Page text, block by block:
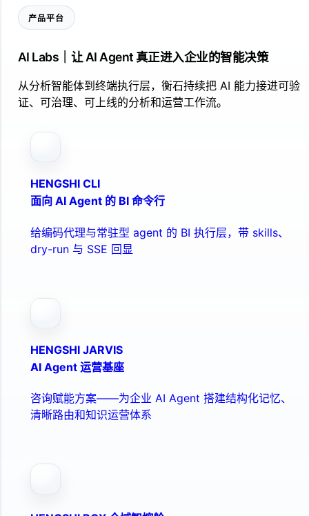
产品平台
AI Labs｜让 AI Agent 真正进入企业的智能决策
从分析智能体到终端执行层，衡石持续把 AI 能力接进可验
证、可治理、可上线的分析和运营工作流。
HENGSHI CLI
面向 AI Agent 的 BI 命令行
给编码代理与常驻型 agent 的 BI 执行层，带 skills、
dry-run 与 SSE 回显
HENGSHI JARVIS
AI Agent 运营基座
咨询赋能方案——为企业 AI Agent 搭建结构化记忆、
清晰路由和知识运营体系